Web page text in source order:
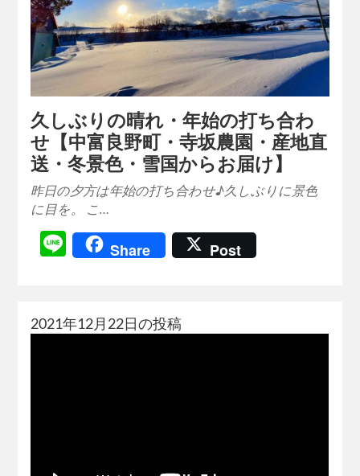
久しぶりの晴れ・年始の打ち合わ
せ【中富良野町・寺坂農園・産地直
送・冬景色・雪国からお届け】
昨日の夕方は年始の打ち合わせ♪久しぶりに景色
に目を。 こ…
LineShare Post
2021年12月22日の投稿